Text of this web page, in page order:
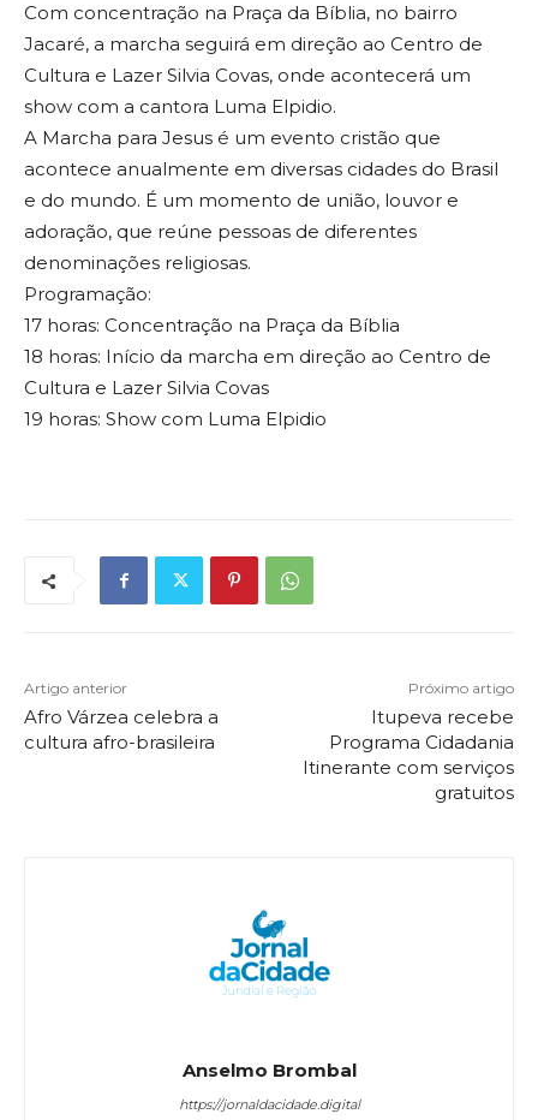
Com concentração na Praça da Bíblia, no bairro
Jacaré, a marcha seguirá em direção ao Centro de
Cultura e Lazer Silvia Covas, onde acontecerá um
show com a cantora Luma Elpidio.
A Marcha para Jesus é um evento cristão que
acontece anualmente em diversas cidades do Brasil
e do mundo. É um momento de união, louvor e
adoração, que reúne pessoas de diferentes
denominações religiosas.
Programação:
17 horas: Concentração na Praça da Bíblia
18 horas: Início da marcha em direção ao Centro de
Cultura e Lazer Silvia Covas
19 horas: Show com Luma Elpidio
Artigo anterior
Afro Várzea celebra a
cultura afro-brasileira
Próximo artigo
Itupeva recebe
Programa Cidadania
Itinerante com serviços
gratuitos
Anselmo Brombal
https://jornaldacidade.digital